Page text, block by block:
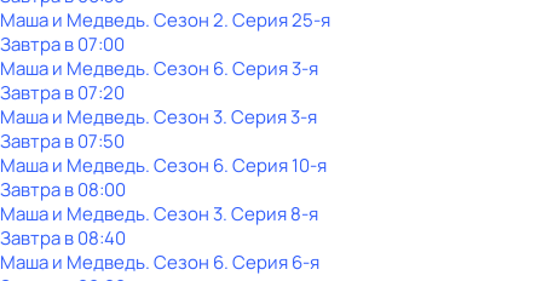
Маша и Медведь. Сезон 2. Серия 25-я
Завтра в 07:00
Маша и Медведь. Сезон 6. Серия 3-я
Завтра в 07:20
Маша и Медведь. Сезон 3. Серия 3-я
Завтра в 07:50
Маша и Медведь. Сезон 6. Серия 10-я
Завтра в 08:00
Маша и Медведь. Сезон 3. Серия 8-я
Завтра в 08:40
Маша и Медведь. Сезон 6. Серия 6-я